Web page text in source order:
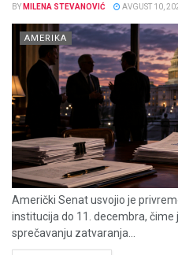
BY MILENA STEVANOVIĆ AVGUST 10,
AMERIKA
Američki Senat usvojio je
institucija do 11. decembra, čime
sprečavanju zatvaranja...